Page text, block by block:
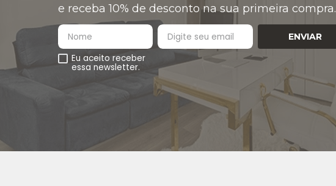
e receba 10% de desconto na sua primeira compra.
ENVIAR
Eu aceito receber
essa newsletter.